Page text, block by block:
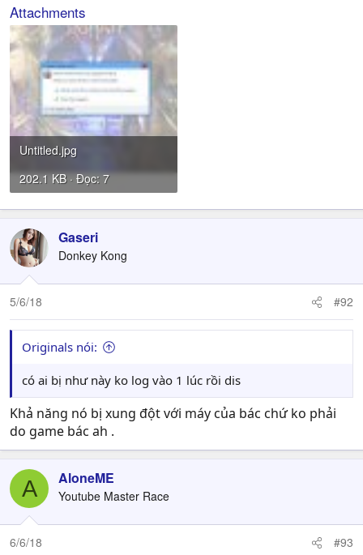
Attachments
Untitled.jpg
202.1 KB · Đọc: 7
Gaseri
Donkey Kong
5/6/18 #92
Originals nói:
có ai bị như này ko log vào 1 lúc rồi dis
Khả năng nó bị xung đột với máy của bác chứ ko phải
do game bác ah .
A AloneME
Youtube Master Race
6/6/18 #93